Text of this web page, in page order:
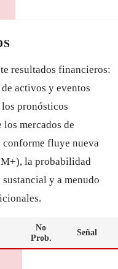
resultados financieros:
activos y eventos
pronósticos
mercados de
fluye nueva
la probabilidad
y a menudo
No
Prob.
Señal